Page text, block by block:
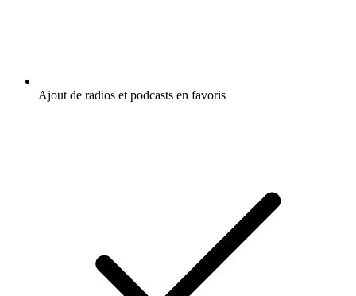
Ajout de radios et podcasts en favoris